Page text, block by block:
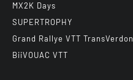
MX2K Days
SUPERTROPHY
Grand Rallye VTT TransVerdon
BiiVOUAC VTT